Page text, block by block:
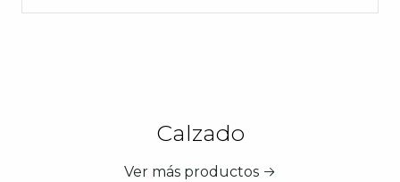
Calzado
Ver más productos